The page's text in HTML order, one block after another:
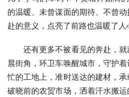
的温暖、未曾谋面的期待、不曾
赴的意义，点亮了前路也温暖了人
还有更多不被看见的奔赴，
晨街角，环卫车唤醒城市，守护
忙的工地上，准时送达的建材，承
破晓前的农贸市场，洒着汗水搬